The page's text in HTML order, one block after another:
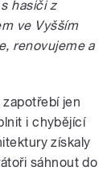
hasiči z
ve Vyšším
renovujeme a
jen
i chybějící
získaly
sáhnout do